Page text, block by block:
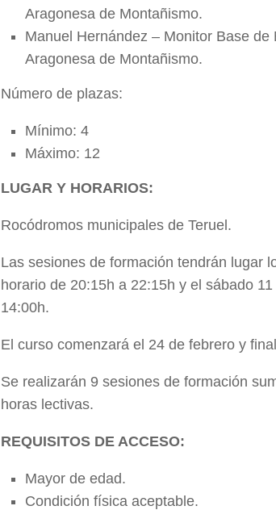
Aragonesa de Montañismo.
Manuel Hernández – Monitor Base
Aragonesa de Montañismo.
Número de plazas:
Mínimo: 4
Máximo: 12
LUGAR Y HORARIOS:
Rocódromos municipales de Teruel.
Las sesiones de formación tendrán lugar
horario de 20:15h a 22:15h y el sábado
14:00h.
El curso comenzará el 24 de febrero y
Se realizarán 9 sesiones de formación
horas lectivas.
REQUISITOS DE ACCESO:
Mayor de edad.
Condición física aceptable.